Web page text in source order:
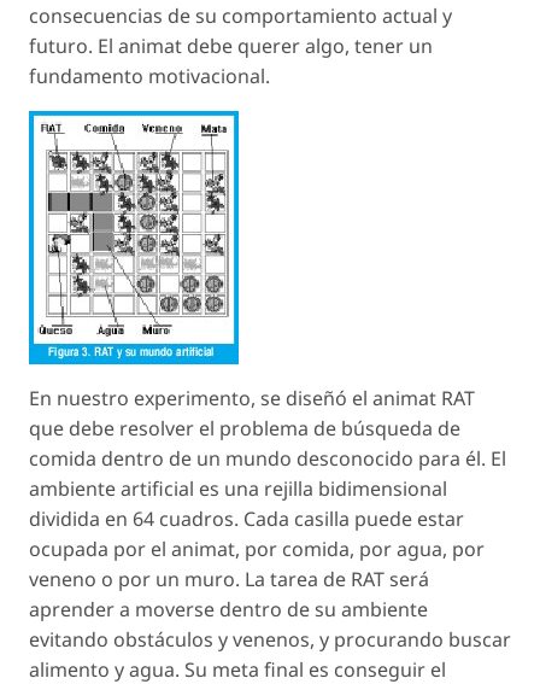
consecuencias de su comportamiento actual y
futuro. El animat debe querer algo, tener un
fundamento motivacional.
En nuestro experimento, se diseñó el animat RAT
que debe resolver el problema de búsqueda de
comida dentro de un mundo desconocido para él. El
ambiente artificial es una rejilla bidimensional
dividida en 64 cuadros. Cada casilla puede estar
ocupada por el animat, por comida, por agua, por
veneno o por un muro. La tarea de RAT será
aprender a moverse dentro de su ambiente
evitando obstáculos y venenos, y procurando buscar
alimento y agua. Su meta final es conseguir el